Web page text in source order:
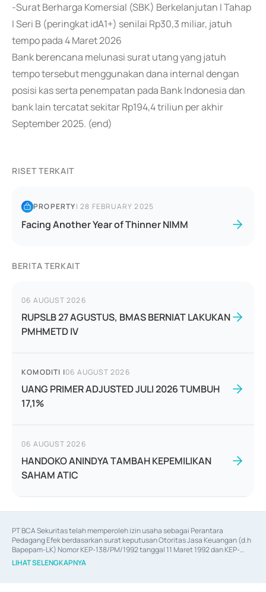
-Surat Berharga Komersial (SBK) Berkelanjutan I Tahap
I Seri B (peringkat idA1+) senilai Rp30,3 miliar, jatuh
tempo pada 4 Maret 2026
Bank berencana melunasi surat utang yang jatuh
tempo tersebut menggunakan dana internal dengan
posisi kas serta penempatan pada Bank Indonesia dan
bank lain tercatat sekitar Rp194,4 triliun per akhir
September 2025. (end)
RISET TERKAIT
PROPERTY|28 FEBRUARY 2025
Facing Another Year of Thinner NIMM
BERITA TERKAIT
06 AUGUST 2026
RUPSLB 27 AGUSTUS, BMAS BERNIAT LAKUKAN
PMHMETD IV
KOMODITI |06 AUGUST 2026
UANG PRIMER ADJUSTED JULI 2026 TUMBUH
17,1%
06 AUGUST 2026
HANDOKO ANINDYA TAMBAH KEPEMILIKAN
SAHAM ATIC
PT BCA Sekuritas telah memperoleh izin usaha sebagai Perantara
Pedagang Efek berdasarkan surat keputusan Otoritas Jasa Keuangan (d.h
Bapepam-LK) Nomor KEP-138/PM/1992 tanggal 11 Maret 1992 dan KEP-
06/D.04/2014 tanggal 28 Februari 2014, izin usaha sebagai Penjamin Emisi
Efek berdasarkan surat keputusan Otoritas Jasa Keuangan Nomor KEP-
LIHAT SELENGKAPNYA